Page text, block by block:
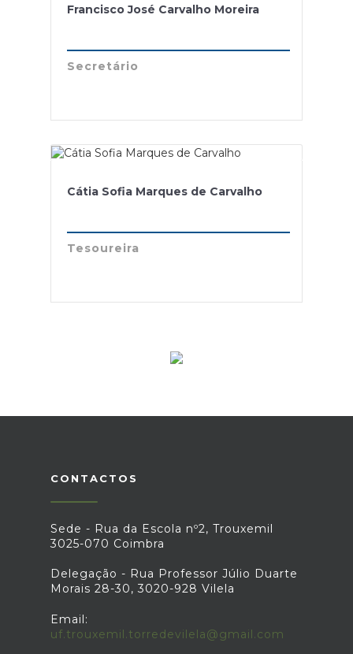
Francisco José Carvalho Moreira
Secretário
Cátia Sofia Marques de Carvalho
Tesoureira
CONTACTOS
Sede - Rua da Escola nº2, Trouxemil
3025-070 Coimbra
Delegação - Rua Professor Júlio Duarte
Morais 28-30, 3020-928 Vilela
Email:
uf.trouxemil.torredevilela@gmail.com